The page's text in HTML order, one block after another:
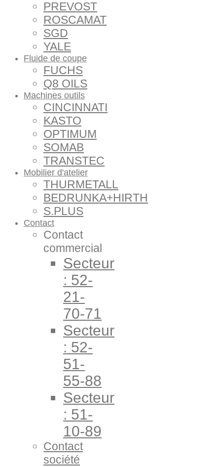
PREVOST
ROSCAMAT
SGD
YALE
Fluide de coupe
FUCHS
Q8 OILS
Machines outils
CINCINNATI
KASTO
OPTIMUM
SOMAB
TRANSTEC
Mobilier d'atelier
THURMETALL
BEDRUNKA+HIRTH
S.PLUS
Contact
Contact
commercial
Secteur
: 52-
21-
70-71
Secteur
: 52-
51-
55-88
Secteur
: 51-
10-89
Contact
société